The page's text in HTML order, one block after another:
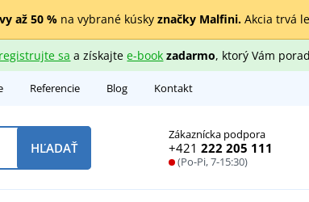
až 50 %na vybrané kúsky značky Malfini.Akcia trvá
sa a získajtee-book zadarmo, ktorý Vám
Referencie Blog Kontakt
Zákaznícka podpora
+421 222 205 111
(Po-Pi, 7-15:30)
HĽADAŤ